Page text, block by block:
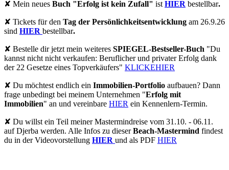
✘ Mein neues Buch "Erfolg ist kein Zufall" ist HIER bestellbar.
✘ Tickets für den Tag der Persönlichkeitsentwicklung am 26.9.26
sind HIER bestellbar.
✘ Bestelle dir jetzt mein weiteres SPIEGEL-Bestseller-Buch "Du
kannst nicht nicht verkaufen: Beruflicher und privater Erfolg dank
der 22 Gesetze eines Topverkäufers" ⁠⁠⁠⁠⁠⁠⁠⁠⁠⁠⁠⁠⁠⁠⁠⁠⁠⁠⁠⁠⁠⁠⁠⁠⁠⁠⁠⁠⁠⁠⁠⁠⁠⁠KLICKEHIER⁠⁠⁠⁠⁠⁠⁠⁠⁠⁠⁠⁠⁠⁠⁠⁠⁠⁠⁠⁠⁠⁠⁠⁠⁠⁠⁠⁠⁠⁠⁠⁠⁠⁠
✘ Du möchtest endlich ein Immobilien-Portfolio aufbauen? Dann
frage unbedingt bei meinem Unternehmen "Erfolg mit
Immobilien" an und vereinbare ⁠⁠⁠⁠⁠⁠⁠⁠⁠⁠⁠⁠⁠⁠⁠⁠⁠⁠⁠⁠⁠⁠⁠⁠⁠⁠⁠⁠⁠⁠⁠⁠⁠⁠HIER⁠⁠⁠⁠⁠⁠⁠⁠⁠⁠⁠⁠⁠⁠⁠⁠⁠⁠⁠⁠⁠⁠⁠⁠⁠⁠⁠⁠⁠⁠⁠⁠⁠⁠ ein Kennenlern-Termin.
✘ Du willst ein Teil meiner Mastermindreise vom 31.10. - 06.11.
auf Djerba werden. Alle Infos zu dieserBeach-Mastermind findest
du in der Videovorstellung HIER und als PDF ⁠⁠⁠⁠⁠⁠⁠⁠HIER⁠⁠